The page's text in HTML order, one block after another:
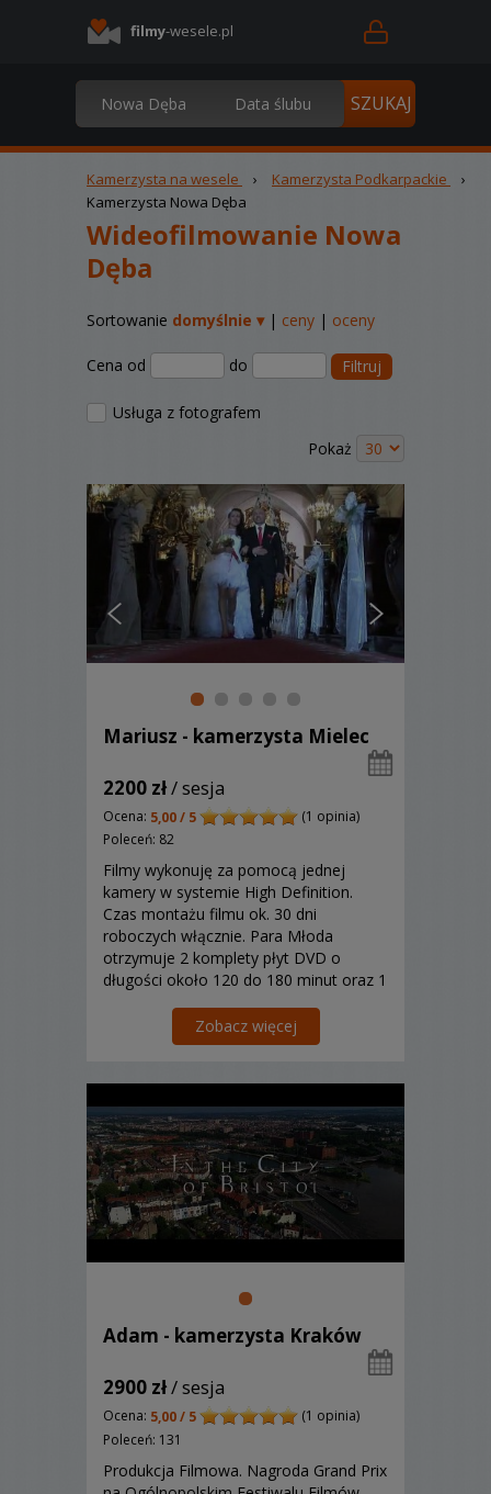
filmy-wesele.pl
Kamerzysta na wesele › Kamerzysta Podkarpackie
›
Kamerzysta Nowa Dęba
Wideofilmowanie Nowa
Dęba
Sortowanie domyślnie ▾| ceny | oceny
Cena od do Filtruj
Usługa z fotografem
Pokaż
Mariusz - kamerzysta Mielec
2200 zł/ sesja
Ocena: 5,00 / 5
(1 opinia)
Poleceń: 82
Filmy wykonuję za pomocą jednej
kamery w systemie High Definition.
Czas montażu filmu ok. 30 dni
roboczych włącznie. Para Młoda
otrzymuje 2 komplety płyt DVD o
długości około 120 do 180 minut oraz 1
cenie usługi. Zapraszamy!
Zobacz więcej
Adam - kamerzysta Kraków
2900 zł/ sesja
Ocena: 5,00 / 5
(1 opinia)
Poleceń: 131
Produkcja Filmowa. Nagroda Grand Prix